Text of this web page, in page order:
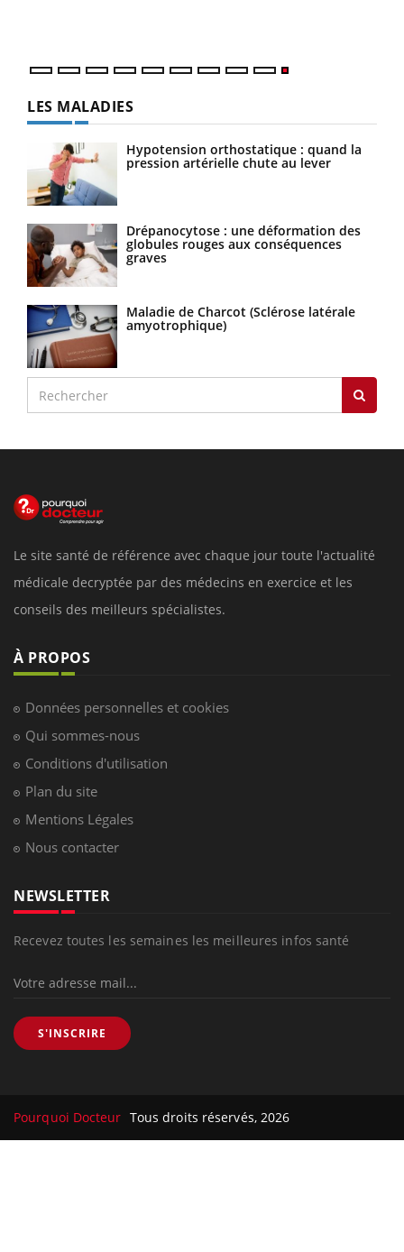
LES MALADIES
Hypotension orthostatique : quand la
pression artérielle chute au lever
Drépanocytose : une déformation des
globules rouges aux conséquences
graves
Maladie de Charcot (Sclérose latérale
amyotrophique)
Le site santé de référence avec chaque jour toute l'actualité
médicale decryptée par des médecins en exercice et les
conseils des meilleurs spécialistes.
À PROPOS
Données personnelles et cookies
Qui sommes-nous
Conditions d'utilisation
Plan du site
Mentions Légales
Nous contacter
NEWSLETTER
Recevez toutes les semaines les meilleures infos santé
S'INSCRIRE
Pourquoi Docteur Tous droits réservés, 2026